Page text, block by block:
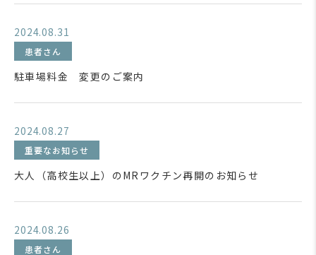
2024.08.31
患者さん
駐車場料金 変更のご案内
2024.08.27
重要なお知らせ
大人（高校生以上）のMRワクチン再開のお知らせ
2024.08.26
患者さん